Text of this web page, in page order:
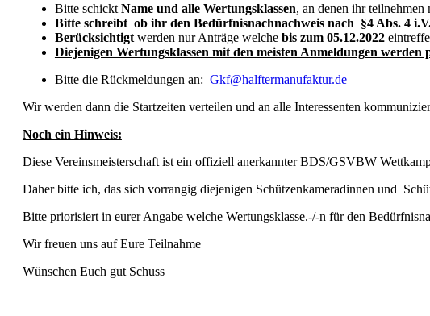
Bitte schickt Name und alle Wertungsklassen, an denen ihr teilnehmen
Bitte schreibt ob ihr den Bedürfnisnachnachweis nach §4 Abs. 4
Berücksichtigtwerden nur Anträge welche bis zum 05.12.2022
Diejenigen Wertungsklassen mit den meisten Anmeldungen
Bitte die Rückmeldungen an: Gkf@halftermanufaktur.de
Wir werden dann die Startzeiten verteilen und an alle Interessenten
Noch ein Hinweis:
Diese Vereinsmeisterschaft ist ein offiziell anerkannter BDS/GSVBW
Daher bitte ich, das sich vorrangig diejenigen Schützenkameradinnen und
Bitte priorisiert in eurer Angabe welche Wertungsklasse.-/-n für den
Wir freuen uns auf Eure Teilnahme
Wünschen Euch gut Schuss